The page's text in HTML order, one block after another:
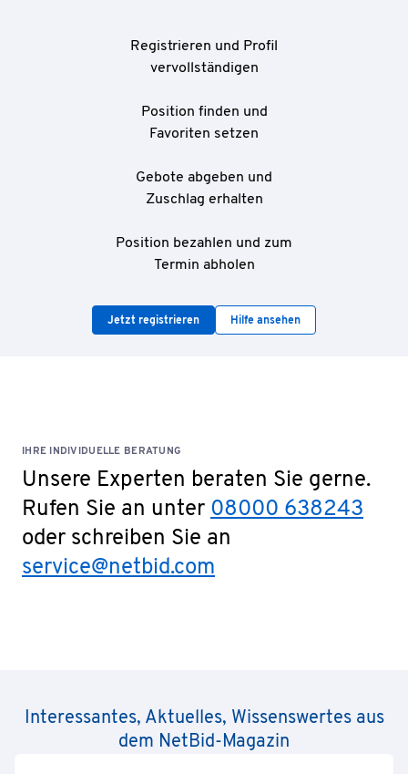
Registrieren und Profil
vervollständigen
Position finden und
Favoriten setzen
Gebote abgeben und
Zuschlag erhalten
Position bezahlen und zum
Termin abholen
Jetzt registrieren Hilfe ansehen
IHRE INDIVIDUELLE BERATUNG
Unsere Experten beraten Sie gerne.
Rufen Sie an unter 08000 638243
oder schreiben Sie an
service@netbid.com
Interessantes, Aktuelles, Wissenswertes aus
dem NetBid-Magazin